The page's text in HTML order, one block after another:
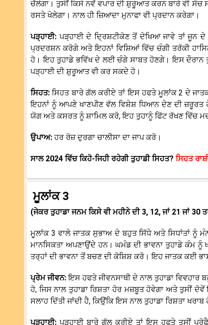
ਚੱਲੇਗਾ। ਤੁਸੀਂ ਕਿਸੇ ਨਵੇਂ ਵਪਾਰ ਦੀ ਸ਼ੁਰੂਆਤ ਕਰਨ ਬਾਰੇ ਵੀ
ਰਸਤੇ ਖੋਲੇਗਾ। ਨਾਲ ਹੀ ਜ਼ਿਆਦਾ ਮੁਨਾਫਾ ਵੀ ਪ੍ਰਦਾਨ ਕਰੇਗਾ।
ਪੜ੍ਹਾਈ:ਪੜ੍ਹਾਈ ਦੇ ਦ੍ਰਿਸ਼ਟੀਕੋਣ ਤੋਂ ਦੇਖਿਆ ਜਾਵੇ ਤਾਂ ਜੂਨ ਦੇ
ਪ੍ਰਦਰਸ਼ਨ ਕਰੋਗੇ ਅਤੇ ਇਹਨਾਂ ਵਿਸ਼ਿਆਂ ਵਿੱਚ ਚੰਗੀ ਤਰੱਕੀ
ਹੋ। ਇਹ ਤੁਹਾਡੇ ਭਵਿੱਖ ਦੇ ਲਈ ਚੰਗੇ ਸਾਬਤ ਹੋਣਗੇ। ਇਸ ਦੌਰਾਨ
ਪੜ੍ਹਾਈ ਦੀ ਸ਼ੁਰੂਆਤ ਵੀ ਕਰ ਸਕਦੇ ਹੋ।
ਸਿਹਤ:ਸਿਹਤ ਬਾਰੇ ਗੱਲ ਕਰੀਏ ਤਾਂ ਇਸ ਹਫਤੇ ਮੂਲਾਂਕ 2 ਦੇ
ਇਹਨਾਂ ਨੂੰ ਆਪਣੇ ਖਾਣਪੀਣ ਵੱਲ ਵਿਸ਼ੇਸ਼ ਧਿਆਨ ਦੇਣ ਦੀ ਜ਼ਰੂਰਤ
ਯੋਗ ਅਤੇ ਕਸਰਤ ਨੂੰ ਸ਼ਾਮਿਲ ਕਰੋ, ਇਹ ਤੁਹਾਨੂੰ ਫਿੱਟ ਰੱਖਣ ਵਿੱਚ
ਉਪਾਅ:ਹਰ ਰੋਜ਼ ਦੁਰਗਾ ਚਾਲੀਸਾ ਦਾ ਜਾਪ ਕਰੋ।
ਸਾਲ 2024 ਵਿੱਚ ਕਿਹੋ-ਜਿਹੀ ਰਹੇਗੀ ਤੁਹਾਡੀ ਸਿਹਤ? ਸਿਹਤ
ਮੂਲਾਂਕ 3
(ਜੇਕਰ ਤੁਹਾਡਾ ਜਨਮ ਕਿਸੇ ਵੀ ਮਹੀਨੇ ਦੀ 3, 12, ਜਾਂ 21 ਜਾਂ
ਮੂਲਾਂਕ 3 ਵਾਲੇ ਜਾਤਕ ਸੁਭਾਅ ਦੇ ਬਹੁਤ ਸਿੱਧੇ ਅਤੇ ਸਿਧਾਂਤਾਂ
ਮਾਨਸਿਕਤਾ ਅਪਣਾਉਂਦੇ ਹਨ। ਘਮੰਡ ਦੀ ਭਾਵਨਾ ਤੁਹਾਡੇ ਕੰਮ
ਤਰ੍ਹਾਂ ਦੀ ਭਾਵਨਾ ਤੋਂ ਬਚਣ ਦੀ ਕੋਸ਼ਿਸ਼ ਕਰੋ। ਇਹ ਜਾਤਕ ਕਈ
ਪ੍ਰੇਮ ਜੀਵਨ:ਇਸ ਹਫਤੇ ਜੀਵਨਸਾਥੀ ਦੇ ਨਾਲ ਤੁਹਾਡਾ
ਹੋ, ਜਿਸ ਨਾਲ ਤੁਹਾਡਾ ਰਿਸ਼ਤਾ ਹੋਰ ਮਜ਼ਬੂਤ ਹੋਵੇਗਾ ਅਤੇ ਤੁਸੀਂ
ਸਲਾਹ ਦਿੱਤੀ ਜਾਂਦੀ ਹੈ, ਕਿਉਂਕਿ ਇਸ ਨਾਲ ਤੁਹਾਡਾ ਰਿਸ਼ਤਾ
ਪੜ੍ਹਾਈ:ਪੜ੍ਹਾਈ ਬਾਰੇ ਗੱਲ ਕਰੀਏ ਤਾਂ ਇਸ ਹਫਤੇ ਤੁਸੀਂ